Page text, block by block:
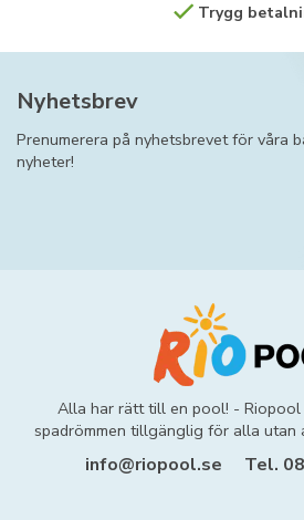
Trygg
Nyhetsbrev
Prenumerera på nyhetsbrevet för våra
nyheter!
Alla har rätt till en pool! -
spadrömmen tillgänglig för alla utan
info@riopool.se Tel.